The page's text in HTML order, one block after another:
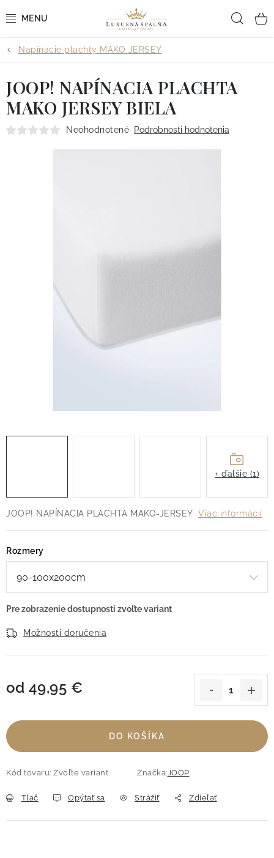
na
POSTEĽNÉ OBLIEČKY
POSTEĽNÉ PLACHTY
PREHOZY A PAPLÓNY
Obchodné podmienky
Podmienky ochrany osobných údajov
Reklamačný poriadok
Vrátenie tovaru
Napínacie plachty MAKO JERSEY
JOOP! NAPÍNACIA PLACHTA MAKO-JERSEY Viac informácií
Rozmery
Možnosti doručenia
od 49,95 €
DO KOŠÍKA
Kód tovaru: Zvoľte variant Značka:JOOP
Tlač Opýtať sa Strážiť Zdieľať
JOOP! NAPÍNACIA PLACHTA
MAKO JERSEY BIELA
Neohodnotené Podrobnosti hodnotenia
+ ďalšie (1)